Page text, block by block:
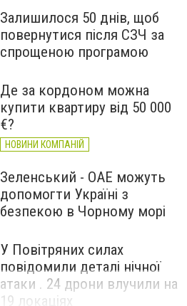
Залишилося 50 днів, щоб
повернутися після СЗЧ за
спрощеною програмою
Де за кордоном можна
купити квартиру від 50 000
€?
НОВИНИ КОМПАНІЙ
Зеленський - ОАЕ можуть
допомогти Україні з
безпекою в Чорному морі
У Повітряних силах
повідомили деталі нічної
атаки . 24 дрони влучили на
19 локаціях